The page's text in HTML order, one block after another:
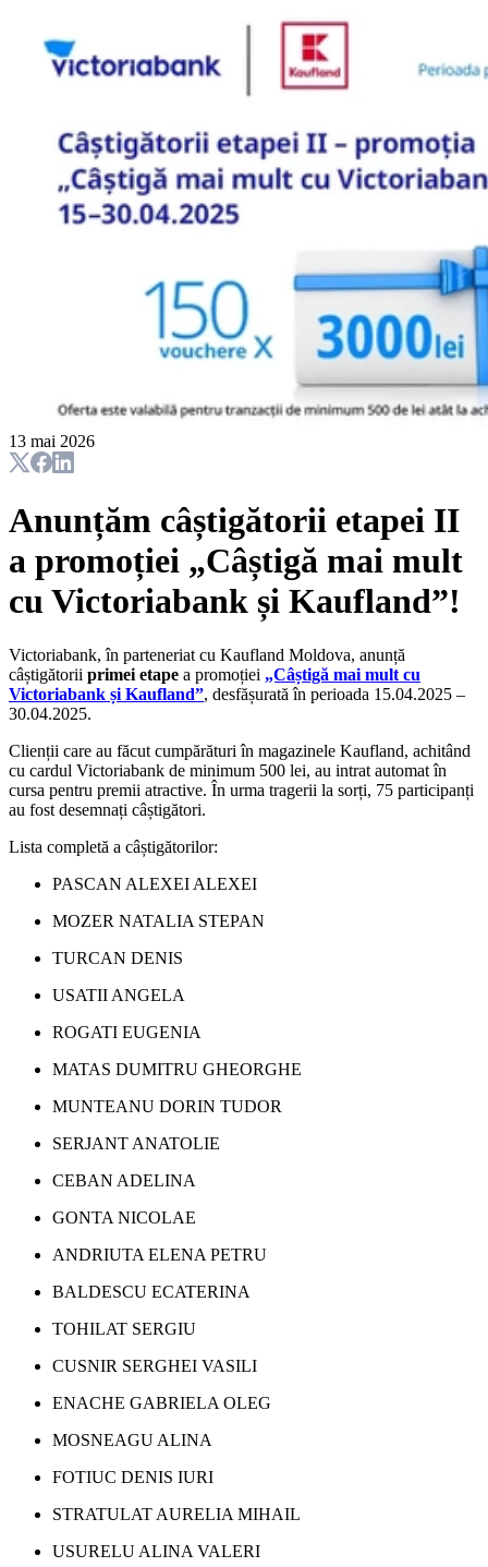
13 mai 2026
Anunțăm câștigătorii etapei II
a promoției „Câștigă mai mult
cu Victoriabank și Kaufland”!
Victoriabank, în parteneriat cu Kaufland Moldova, anunță
câștigătorii primei etape a promoției „Câștigă mai mult cu
Victoriabank și Kaufland”, desfășurată în perioada 15.04.2025 –
30.04.2025.
Clienții care au făcut cumpărături în magazinele Kaufland, achitând
cu cardul Victoriabank de minimum 500 lei, au intrat automat în
cursa pentru premii atractive. În urma tragerii la sorți, 75 participanți
au fost desemnați câștigători.
Lista completă a câștigătorilor:
PASCAN ALEXEI ALEXEI
MOZER NATALIA STEPAN
TURCAN DENIS
USATII ANGELA
ROGATI EUGENIA
MATAS DUMITRU GHEORGHE
MUNTEANU DORIN TUDOR
SERJANT ANATOLIE
CEBAN ADELINA
GONTA NICOLAE
ANDRIUTA ELENA PETRU
BALDESCU ECATERINA
TOHILAT SERGIU
CUSNIR SERGHEI VASILI
ENACHE GABRIELA OLEG
MOSNEAGU ALINA
FOTIUC DENIS IURI
STRATULAT AURELIA MIHAIL
USURELU ALINA VALERI